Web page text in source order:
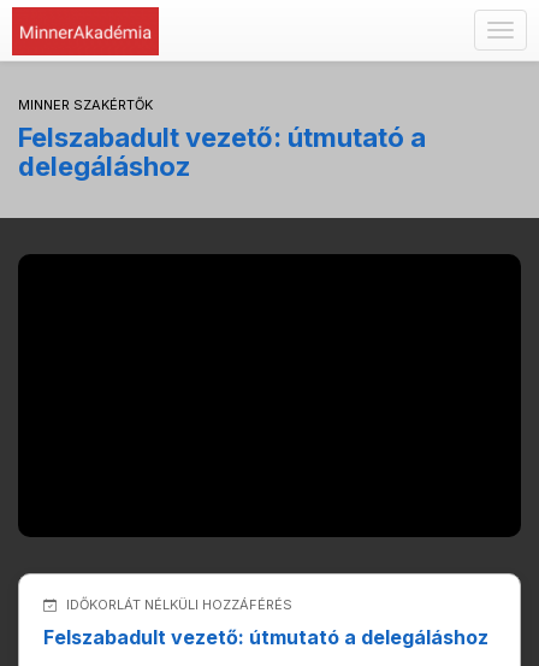
MINNER SZAKÉRTŐK
Felszabadult vezető: útmutató a
delegáláshoz
IDŐKORLÁT NÉLKÜLI HOZZÁFÉRÉS
Felszabadult vezető: útmutató a delegáláshoz